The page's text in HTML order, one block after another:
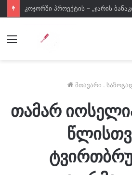
მენიუ
მთავარი .
თამარ